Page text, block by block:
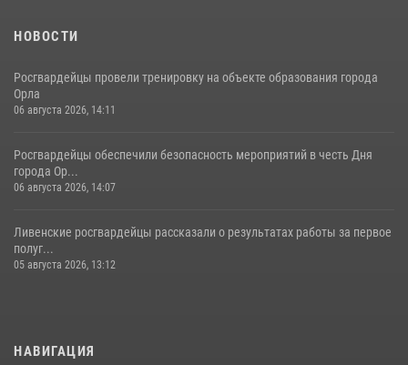
НОВОСТИ
Росгвардейцы провели тренировку на объекте образования города
Орла
06 августа 2026, 14:11
Росгвардейцы обеспечили безопасность мероприятий в честь Дня
города Ор...
06 августа 2026, 14:07
Ливенские росгвардейцы рассказали о результатах работы за первое
полуг...
05 августа 2026, 13:12
НАВИГАЦИЯ